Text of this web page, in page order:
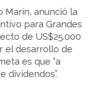
Marín, anunció la
para Grandes
de US$25.000
el desarrollo de
es que “a
dividendos”.